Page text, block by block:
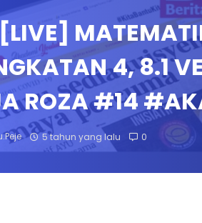
4, 8.1
ROZA #14
5 tahun yang lalu 0